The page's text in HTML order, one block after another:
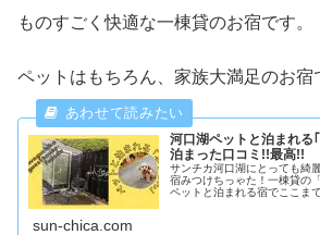
ものすごく快適な一棟貸のお宿です。
ペットはもちろん、家族大満足のお宿
河口湖ペットと泊まれる
泊まった口コミ!!最高!!
サンチカ河口湖にとっても綺
宿みつけちっゃた！一棟貸の
ペットと泊まれる宿でここま
sun-chica.com